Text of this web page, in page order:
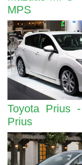
MPS
Toyota Prius
Prius